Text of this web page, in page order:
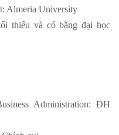
Almeria University
thiểu và có bằng đại học
Administration: ĐH